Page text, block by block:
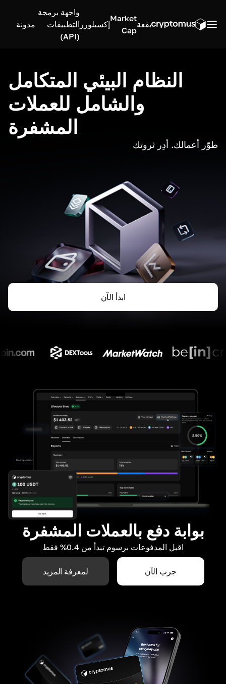
بقعة
Market
Cap
إكسبلورر
واجهة برمجة
التطبيقات
(API)
مدونة
النظام البيئي المتكامل
والشامل للعملات
المشفرة
طوّر أعمالك. أدِر ثروتك
ابدأ الآن
بوابة دفع بالعملات المشفرة
اقبل المدفوعات برسوم تبدأ من 0.4% فقط
جرب الآن لمعرفة المزيد